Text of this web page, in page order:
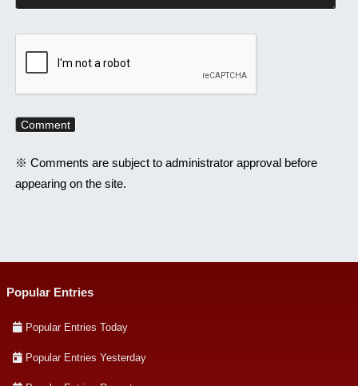
※ Comments are subject to administrator approval before
appearing on the site.
Popular Entries
Popular Entries Today
Popular Entries Yesterday